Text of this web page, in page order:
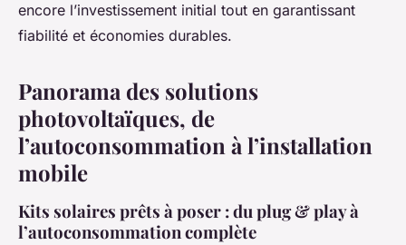
encore l’investissement initial tout en garantissant
fiabilité et économies durables.
Panorama des solutions
photovoltaïques, de
l’autoconsommation à l’installation
mobile
Kits solaires prêts à poser : du plug & play à
l’autoconsommation complète